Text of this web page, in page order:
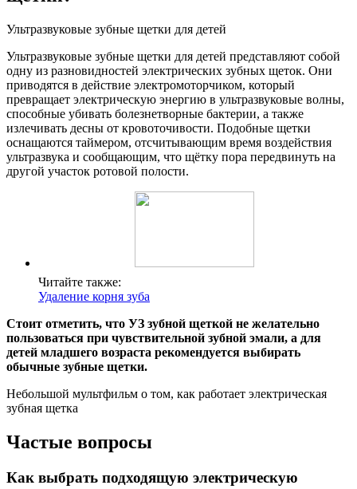
Ультразвуковые зубные щетки для детей
Ультразвуковые зубные щетки для детей представляют собой
одну из разновидностей электрических зубных щеток. Они
приводятся в действие электромоторчиком, который
превращает электрическую энергию в ультразвуковые волны,
способные убивать болезнетворные бактерии, а также
излечивать десны от кровоточивости. Подобные щетки
оснащаются таймером, отсчитывающим время воздействия
ультразвука и сообщающим, что щётку пора передвинуть на
другой участок ротовой полости.
Читайте также:
Удаление корня зуба
Стоит отметить, что УЗ зубной щеткой не желательно
пользоваться при чувствительной зубной эмали, а для
детей младшего возраста рекомендуется выбирать
обычные зубные щетки.
Небольшой мультфильм о том, как работает электрическая
зубная щетка
Частые вопросы
Как выбрать подходящую электрическую